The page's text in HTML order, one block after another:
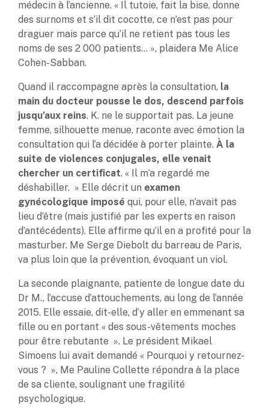
médecin à l’ancienne. « Il tutoie, fait la bise, donne
des surnoms et s’il dit cocotte, ce n’est pas pour
draguer mais parce qu’il ne retient pas tous les
noms de ses 2 000 patients… », plaidera Me Alice
Cohen-Sabban.
Quand il raccompagne après la consultation, la
main du docteur pousse le dos, descend parfois
jusqu’aux reins. K. ne le supportait pas. La jeune
femme, silhouette menue, raconte avec émotion la
consultation qui l’a décidée à porter plainte. À la
suite de violences conjugales, elle venait
chercher un certificat. « Il m’a regardé me
déshabiller. » Elle décrit un examen
gynécologique imposé qui, pour elle, n’avait pas
lieu d’être (mais justifié par les experts en raison
d’antécédents). Elle affirme qu’il en a profité pour la
masturber. Me Serge Diebolt du barreau de Paris,
va plus loin que la prévention, évoquant un viol.
La seconde plaignante, patiente de longue date du
Dr M., l’accuse d’attouchements, au long de l’année
2015. Elle essaie, dit-elle, d’y aller en emmenant sa
fille ou en portant « des sous-vêtements moches
pour être rebutante ». Le président Mikael
Simoens lui avait demandé « Pourquoi y retournez-
vous ? », Me Pauline Collette répondra à la place
de sa cliente, soulignant une fragilité
psychologique.